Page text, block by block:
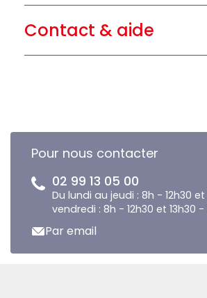
Contact & aide
Pour nous contacter
02 99 13 05 00
Du lundi au jeudi : 8h - 12h30 et
vendredi : 8h - 12h30 et 13h30 -
Par email